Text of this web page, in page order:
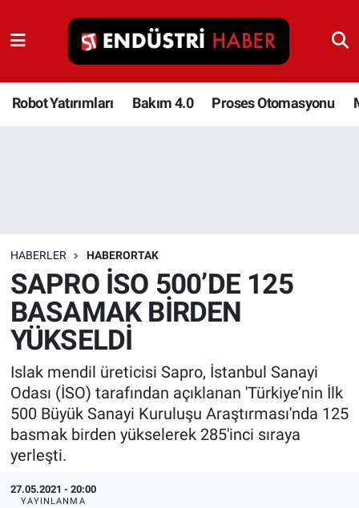
Robot Yatırımları Bakım 4.0 Proses Otomasyonu
HABERLER HABERORTAK
SAPRO İSO 500’DE 125
BASAMAK BİRDEN
YÜKSELDİ
Islak mendil üreticisi Sapro, İstanbul Sanayi
Odası (İSO) tarafından açıklanan 'Türkiye’nin İlk
500 Büyük Sanayi Kuruluşu Araştırması'nda 125
basmak birden yükselerek 285'inci sıraya
yerleşti.
27.05.2021 - 20:00
YAYINLANMA
Robot Yatırımları
Bakım 4.0
Depolama Çözümleri
İnşaat ve Malzeme
HaberOrtak
EndüstriST
Enerjisini Üreten Fabrikalar
Endüstri 4.0 Uygulamaları